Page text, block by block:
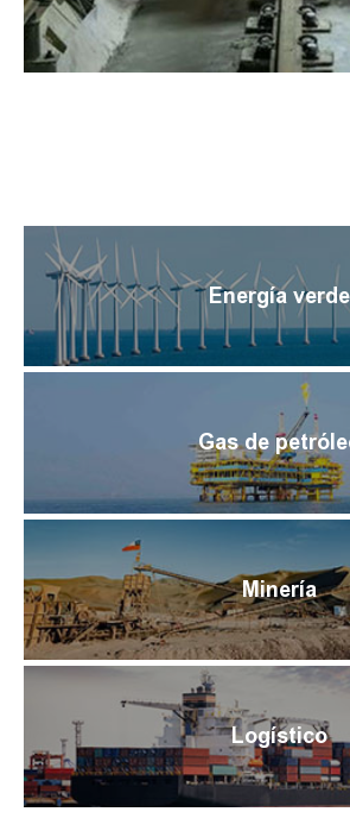
Energía verde
Gas de
Minería
Logístico